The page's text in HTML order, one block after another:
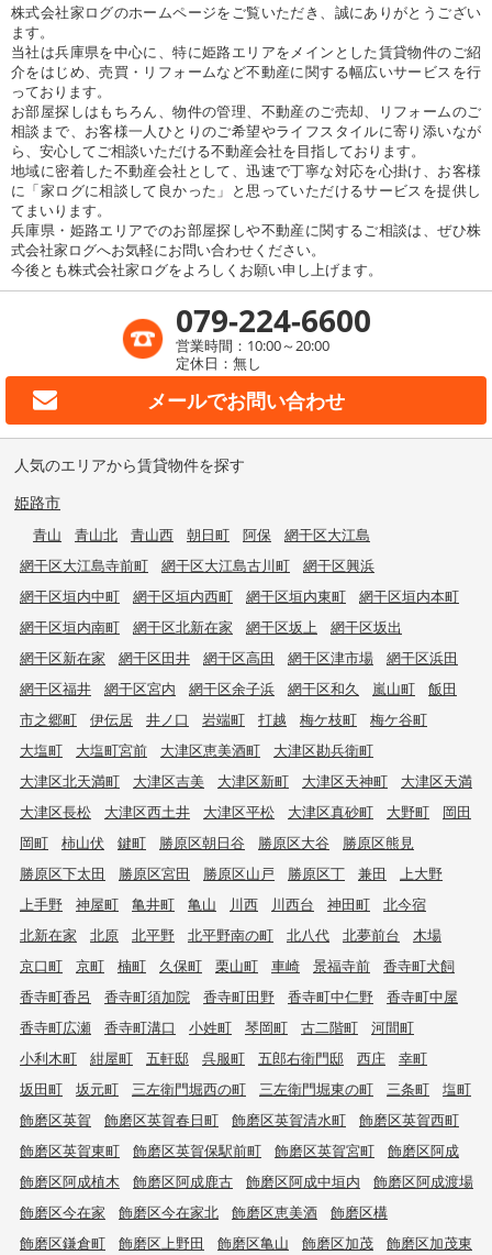
株式会社家ログのホームページをご覧いただき、誠にありがとうござい
ます。
当社は兵庫県を中心に、特に姫路エリアをメインとした賃貸物件のご紹
介をはじめ、売買・リフォームなど不動産に関する幅広いサービスを行
っております。
お部屋探しはもちろん、物件の管理、不動産のご売却、リフォームのご
相談まで、お客様一人ひとりのご希望やライフスタイルに寄り添いなが
ら、安心してご相談いただける不動産会社を目指しております。
地域に密着した不動産会社として、迅速で丁寧な対応を心掛け、お客様
に「家ログに相談して良かった」と思っていただけるサービスを提供し
てまいります。
兵庫県・姫路エリアでのお部屋探しや不動産に関するご相談は、ぜひ株
式会社家ログへお気軽にお問い合わせください。
今後とも株式会社家ログをよろしくお願い申し上げます。
079-224-6600
営業時間：10:00～20:00
定休日：無し
メールでお問い合わせ
人気のエリアから賃貸物件を探す
姫路市
青山 青山北 青山西 朝日町 阿保
網干区大江島
網干区大江島寺前町
網干区大江島古川町
網干区興浜
網干区垣内中町
網干区垣内西町 網干区垣内東町
網干区垣内本町
網干区垣内南町
網干区北新在家 網干区坂上
網干区坂出
網干区新在家
網干区田井 網干区高田 網干区津市場
網干区浜田
網干区福井
網干区宮内 網干区余子浜 網干区和久 嵐山町
飯田
市之郷町
伊伝居 井ノ口 岩端町 打越 梅ケ枝町
梅ケ谷町
大塩町
大塩町宮前 大津区恵美酒町
大津区勘兵衛町
大津区北天満町
大津区吉美 大津区新町 大津区天神町
大津区天満
大津区長松
大津区西土井 大津区平松 大津区真砂町 大野町
岡田
岡町
柿山伏 鍵町 勝原区朝日谷 勝原区大谷
勝原区熊見
勝原区下太田
勝原区宮田 勝原区山戸 勝原区丁 兼田
上大野
上手野
神屋町 亀井町 亀山 川西 川西台 神田町
北今宿
北新在家
北原 北平野 北平野南の町 北八代 北夢前台
木場
京口町
京町 楠町 久保町 栗山町 車崎 景福寺前
香寺町犬飼
香寺町香呂
香寺町須加院 香寺町田野 香寺町中仁野
香寺町中屋
香寺町広瀬
香寺町溝口 小姓町 琴岡町 古二階町
河間町
小利木町
紺屋町 五軒邸 呉服町 五郎右衛門邸 西庄
幸町
坂田町
坂元町 三左衛門堀西の町 三左衛門堀東の町 三条町
塩町
飾磨区英賀
飾磨区英賀春日町 飾磨区英賀清水町
飾磨区英賀西町
飾磨区英賀東町
飾磨区英賀保駅前町 飾磨区英賀宮町
飾磨区阿成
飾磨区阿成植木
飾磨区阿成鹿古 飾磨区阿成中垣内
飾磨区阿成渡場
飾磨区今在家
飾磨区今在家北 飾磨区恵美酒
飾磨区構
飾磨区鎌倉町
飾磨区上野田 飾磨区亀山 飾磨区加茂 飾磨区加茂東